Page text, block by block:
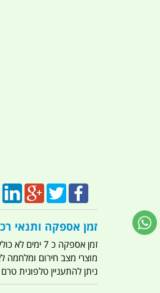
זמן אספקה ותנאי
זמן אספקה כ 7 ימים לא כולל שבתות חגים ארועים חריגים מלחמות מגפה מתקפת טרור מתקפת מחשבים
מוצרי מצב חירום ומלחמה
ניתן להתעניין טלפונית טרם ההזמנה